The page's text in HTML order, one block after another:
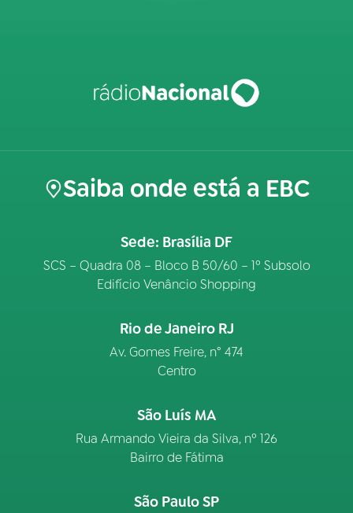
Saiba onde está a EBC
Sede: Brasília DF
SCS – Quadra 08 – Bloco B 50/60 – 1º Subsolo
Edifício Venâncio Shopping
Rio de Janeiro RJ
Av. Gomes Freire, n° 474
Centro
São Luís MA
Rua Armando Vieira da Silva, nº 126
Bairro de Fátima
São Paulo SP